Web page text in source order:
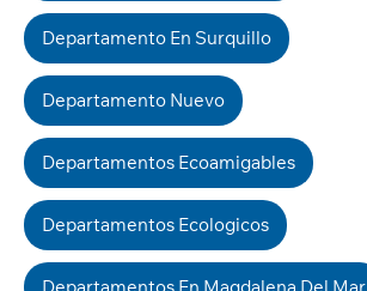
Departamento En Surquillo
Departamento Nuevo
Departamentos Ecoamigables
Departamentos Ecologicos